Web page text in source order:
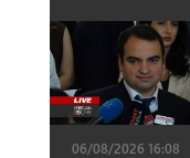
06/08/2026 16:08